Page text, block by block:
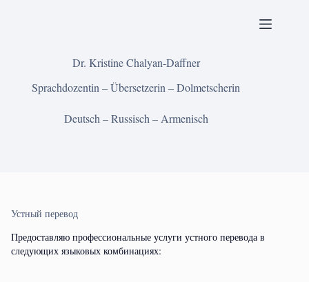
Dr. Kristine Chalyan-Daffner
Sprachdozentin – Übersetzerin – Dolmetscherin
Deutsch – Russisch – Armenisch
Устный перевод
Предоставляю профессиональные услуги устного перевода в
следующих языковых комбинациях: